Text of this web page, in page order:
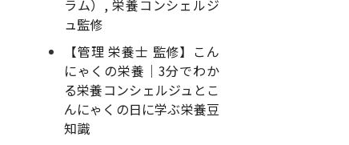
ラム）, 栄養コンシェルジ
ュ監修
【管理 栄養士 監修】こん
にゃくの栄養｜3分でわか
る栄養コンシェルジュとこ
んにゃくの日に学ぶ栄養豆
知識